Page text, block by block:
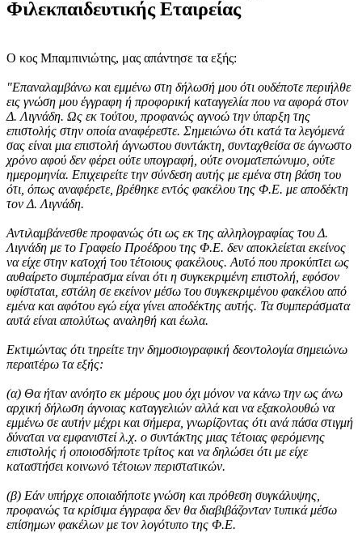
Φιλεκπαιδευτικής Εταιρείας
Ο κος Μπαμπινιώτης, μας απάντησε τα εξής:
"Επαναλαμβάνω και εμμένω στη δήλωσή μου ότι ουδέποτε περιήλθε
εις γνώση μου έγγραφη ή προφορική καταγγελία που να αφορά στον
Δ. Λιγνάδη. Ως εκ τούτου, προφανώς αγνοώ την ύπαρξη της
επιστολής στην οποία αναφέρεστε. Σημειώνω ότι κατά τα λεγόμενά
σας είναι μια επιστολή άγνωστου συντάκτη, συνταχθείσα σε άγνωστο
χρόνο αφού δεν φέρει ούτε υπογραφή, ούτε ονοματεπώνυμο, ούτε
ημερομηνία. Επιχειρείτε την σύνδεση αυτής με εμένα στη βάση του
ότι, όπως αναφέρετε, βρέθηκε εντός φακέλου της Φ.Ε. με αποδέκτη
τον Δ. Λιγνάδη.
Αντιλαμβάνεσθε προφανώς ότι ως εκ της αλληλογραφίας του Δ.
Λιγνάδη με το Γραφείο Προέδρου της Φ.Ε. δεν αποκλείεται εκείνος
να είχε στην κατοχή του τέτοιους φακέλους. Αυτό που προκύπτει ως
αυθαίρετο συμπέρασμα είναι ότι η συγκεκριμένη επιστολή, εφόσον
υφίσταται, εστάλη σε εκείνον μέσω του συγκεκριμένου φακέλου από
εμένα και αφότου εγώ είχα γίνει αποδέκτης αυτής. Τα συμπεράσματα
αυτά είναι απολύτως αναληθή και έωλα.
Εκτιμώντας ότι τηρείτε την δημοσιογραφική δεοντολογία σημειώνω
περαιτέρω τα εξής:
(α) Θα ήταν ανόητο εκ μέρους μου όχι μόνον να κάνω την ως άνω
αρχική δήλωση άγνοιας καταγγελιών αλλά και να εξακολουθώ να
εμμένω σε αυτήν μέχρι και σήμερα, γνωρίζοντας ότι ανά πάσα στιγμή
δύναται να εμφανιστεί λ.χ. ο συντάκτης μιας τέτοιας φερόμενης
επιστολής ή οποιοσδήποτε τρίτος και να δηλώσει ότι με είχε
καταστήσει κοινωνό τέτοιων περιστατικών.
(β) Εάν υπήρχε οποιαδήποτε γνώση και πρόθεση συγκάλυψης,
προφανώς τα κρίσιμα έγγραφα δεν θα διαβιβάζονταν τυπικά μέσω
επίσημων φακέλων με τον λογότυπο της Φ.Ε.